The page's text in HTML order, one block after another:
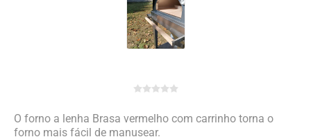
O forno a lenha Brasa vermelho com carrinho torna o
forno mais fácil de manusear.